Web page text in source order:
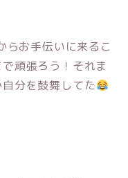
お手伝いに来るこ
頑張ろう！それま
分を鼓舞してた